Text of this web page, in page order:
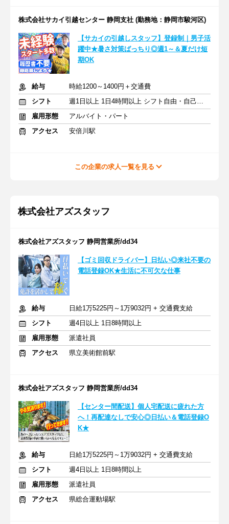
株式会社サカイ引越センター 静岡支社 (勤務地：静岡市駿河区)
【サカイの引越しスタッフ】登録制｜男子活
躍中★暑さ対策ばっちり◎週1～＆夏だけ短
期OK
給与
時給1200～1400円＋交通費
シフト
週1日以上 1日4時間以上 シフト自由・自己申告
雇用形態
アルバイト・パート
アクセス
安倍川駅
この企業の求人一覧を見る
株式会社アズスタッフ
株式会社アズスタッフ 静岡営業所/dd34
【ゴミ回収ドライバー】日払い◎来社不要の
電話登録OK★生活に不可欠な仕事
給与
日給1万5225円～1万9032円 + 交通費支給
シフト
週4日以上 1日8時間以上
雇用形態
派遣社員
アクセス
県立美術館前駅
株式会社アズスタッフ 静岡営業所/dd34
【センター間配送】個人宅配送に疲れた方
へ！再配達なしで安心◎日払い＆電話登録O
K★
給与
日給1万5225円～1万9032円 + 交通費支給
シフト
週4日以上 1日8時間以上
雇用形態
派遣社員
アクセス
県総合運動場駅